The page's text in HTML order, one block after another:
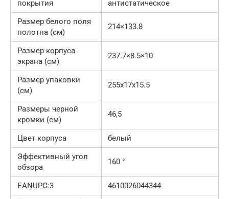
покрытия
антистатическое
Размер белого поля
полотна (см)
214×133.8
Размер корпуса
экрана (см)
237.7×8.5×10
Размер упаковки
(см)
255x17x15.5
Размеры черной
кромки (см)
46,5
Цвет корпуса
белый
Эффективный угол
обзора
160 °
EANUPC:3
4610026044344